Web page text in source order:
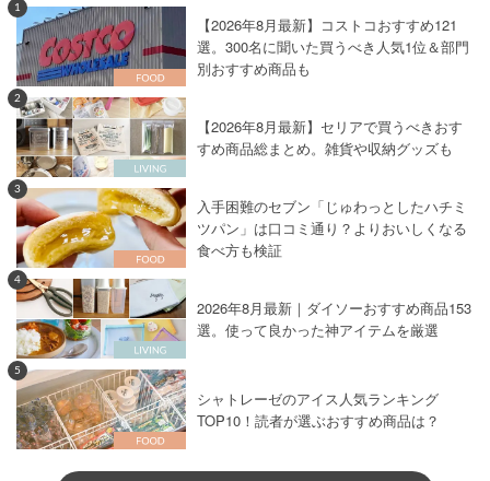
1
【2026年8月最新】コストコおすすめ121
選。300名に聞いた買うべき人気1位＆部門
別おすすめ商品も
2
【2026年8月最新】セリアで買うべきおす
すめ商品総まとめ。雑貨や収納グッズも
3
入手困難のセブン「じゅわっとしたハチミ
ツパン」は口コミ通り？よりおいしくなる
食べ方も検証
4
2026年8月最新｜ダイソーおすすめ商品153
選。使って良かった神アイテムを厳選
5
シャトレーゼのアイス人気ランキング
TOP10！読者が選ぶおすすめ商品は？